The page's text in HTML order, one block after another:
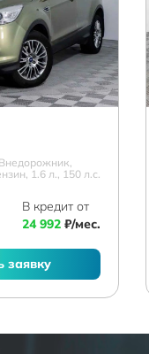
1.6 л., 150 л.с.
В кредит от
24 992 ₽/мес.
заявку